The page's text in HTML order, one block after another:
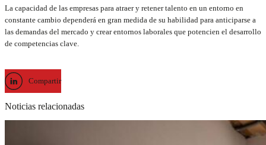
La capacidad de las empresas para atraer y retener talento en un entorno en
constante cambio dependerá en gran medida de su habilidad para anticiparse a
las demandas del mercado y crear entornos laborales que potencien el desarrollo
de competencias clave.
Compartir
Noticias relacionadas